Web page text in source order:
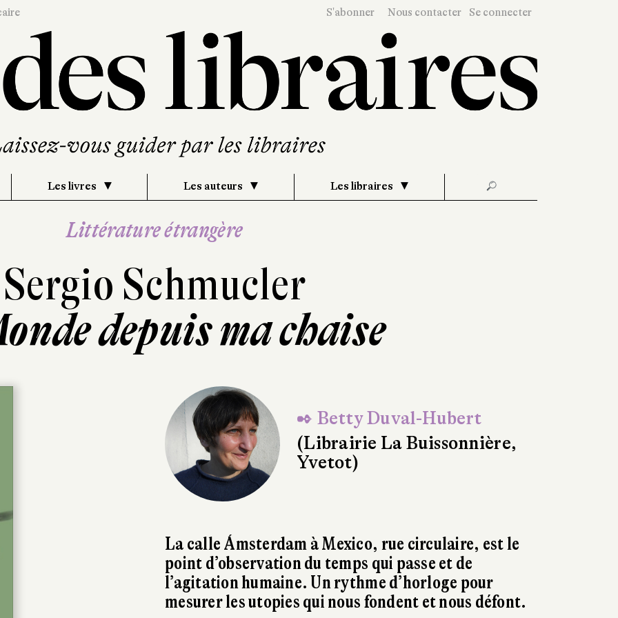
S'abonner Nous contacter Se connecter
Les livres Les auteurs Les libraires 🔎
Littérature étrangère
Sergio Schmucler
depuis ma chaise
✒ Betty Duval-Hubert
(Librairie La Buissonnière,
Yvetot)
La calle Ámsterdam à Mexico, rue circulaire, est le
point d’observation du temps qui passe et de
l’agitation humaine. Un rythme d’horloge pour
mesurer les utopies qui nous fondent et nous défont.